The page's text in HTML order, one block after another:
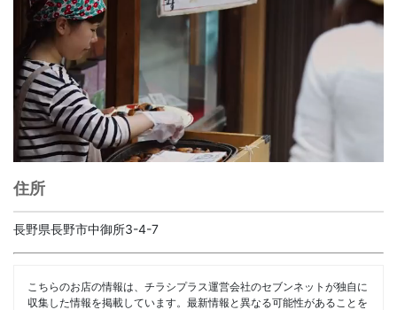
住所
長野県長野市中御所3-4-7
こちらのお店の情報は、チラシプラス運営会社のセブンネットが独自に
収集した情報を掲載しています。最新情報と異なる可能性があることを